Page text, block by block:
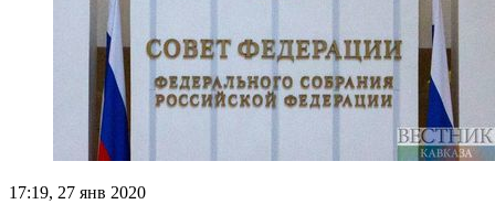
17:19, 27 янв 2020